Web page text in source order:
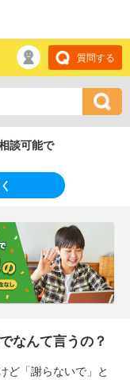
質問する
談可能で
なんて言うの？
ど「謝らないで」と